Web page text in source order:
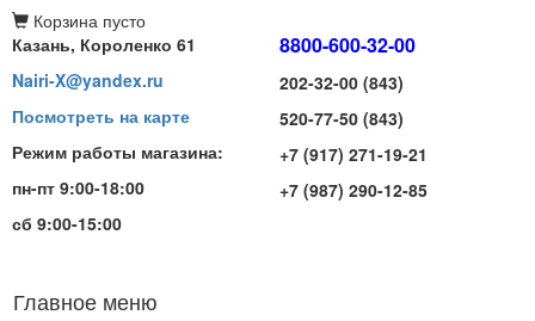
Корзина пусто
Казань, Короленко 61
Nairi-X@yandex.ru
Посмотреть на карте
Режим работы магазина:
пн-пт 9:00-18:00
сб 9:00-15:00
8800-600-32-00
202-32-00 (843)
520-77-50 (843)
+7 (917) 271-19-21
+7 (987) 290-12-85
Главное меню